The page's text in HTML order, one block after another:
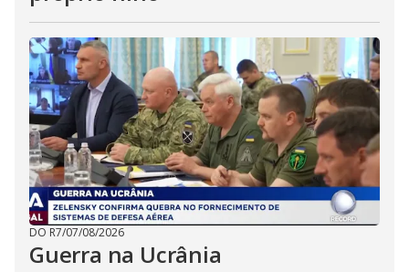
DO R7/07/08/2026
Guerra na Ucrânia